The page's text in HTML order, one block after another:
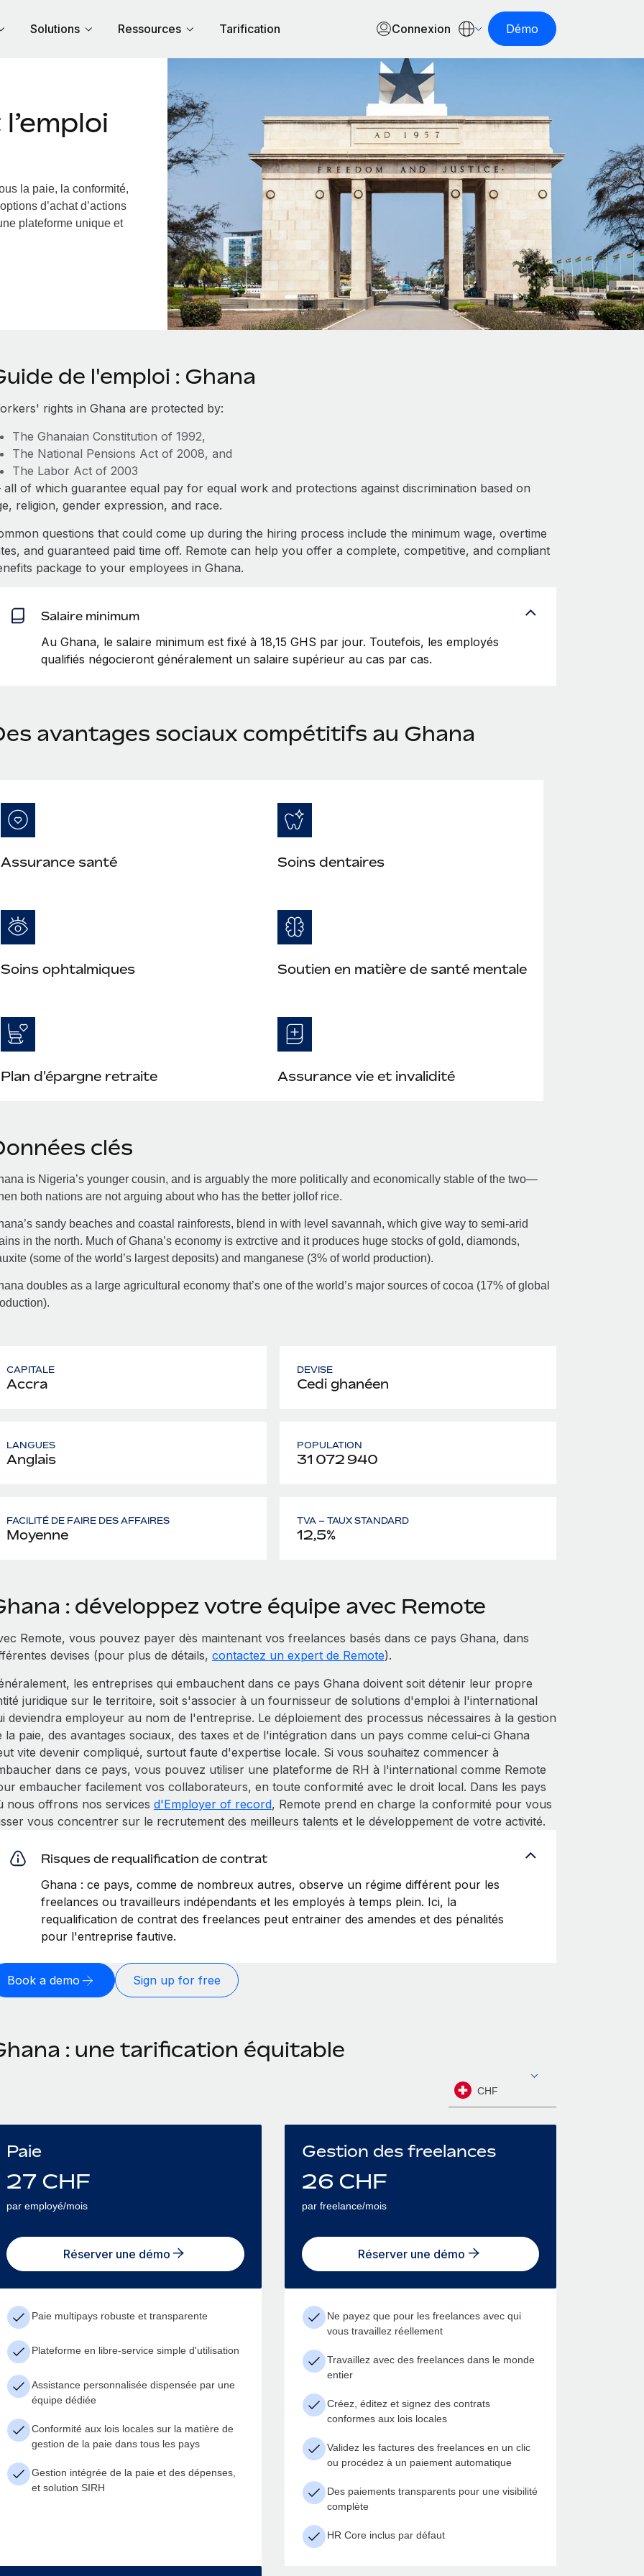
Solutions Ressources Tarification Connexion Démo
la paie, la conformité,
d’achat d’actions
plateforme unique et
de l'emploi : Ghana
rights in Ghana are protected by:
The Ghanaian Constitution of 1992,
The National Pensions Act of 2008, and
The Labor Act of 2003
of which guarantee equal pay for equal work and protections against discrimination based on
religion, gender expression, and race.
questions that could come up during the hiring process include the minimum wage, overtime
and guaranteed paid time off. Remote can help you offer a complete, competitive, and compliant
package to your employees in Ghana.
Salaire minimum
Au Ghana, le salaire minimum est fixé à 18,15 GHS par jour. Toutefois, les employés
qualifiés négocieront généralement un salaire supérieur au cas par cas.
avantages sociaux compétitifs au Ghana
Assurance santé Soins dentaires
Soins ophtalmiques Soutien en matière de santé mentale
Plan d'épargne retraite Assurance vie et invalidité
clés
is Nigeria’s younger cousin, and is arguably the more politically and economically stable of the two—
both nations are not arguing about who has the better jollof rice.
sandy beaches and coastal rainforests, blend in with level savannah, which give way to semi-arid
in the north. Much of Ghana’s economy is extrctive and it produces huge stocks of gold, diamonds,
(some of the world’s largest deposits) and manganese (3% of world production).
doubles as a large agricultural economy that’s one of the world’s major sources of cocoa (17% of global
CAPITALE
Accra
DEVISE
Cedi ghanéen
LANGUES
Anglais
POPULATION
31 072 940
FACILITÉ DE FAIRE DES AFFAIRES
Moyenne
TVA – TAUX STANDARD
12,5%
: développez votre équipe avec Remote
Remote, vous pouvez payer dès maintenant vos freelances basés dans ce pays Ghana, dans
devises (pour plus de détails, contactez un expert de Remote).
les entreprises qui embauchent dans ce pays Ghana doivent soit détenir leur propre
juridique sur le territoire, soit s'associer à un fournisseur de solutions d'emploi à l'international
deviendra employeur au nom de l'entreprise. Le déploiement des processus nécessaires à la gestion
la paie, des avantages sociaux, des taxes et de l'intégration dans un pays comme celui-ci Ghana
vite devenir compliqué, surtout faute d'expertise locale. Si vous souhaitez commencer à
dans ce pays, vous pouvez utiliser une plateforme de RH à l'international comme Remote
embaucher facilement vos collaborateurs, en toute conformité avec le droit local. Dans les pays
nous offrons nos services d'Employer of record, Remote prend en charge la conformité pour vous
vous concentrer sur le recrutement des meilleurs talents et le développement de votre activité.
Risques de requalification de contrat
Ghana : ce pays, comme de nombreux autres, observe un régime différent pour les
freelances ou travailleurs indépendants et les employés à temps plein. Ici, la
requalification de contrat des freelances peut entrainer des amendes et des pénalités
pour l'entreprise fautive.
Book a demo Sign up for free
: une tarification équitable
CHF
Paie
27 CHF
par employé/mois
Réserver une démo
Paie multipays robuste et transparente
Plateforme en libre-service simple d'utilisation
Assistance personnalisée dispensée par une
équipe dédiée
Conformité aux lois locales sur la matière de
gestion de la paie dans tous les pays
Gestion intégrée de la paie et des dépenses,
et solution SIRH
Gestion des freelances
26 CHF
par freelance/mois
Réserver une démo
Ne payez que pour les freelances avec qui
vous travaillez réellement
Travaillez avec des freelances dans le monde
entier
Créez, éditez et signez des contrats
conformes aux lois locales
Validez les factures des freelances en un clic
ou procédez à un paiement automatique
Des paiements transparents pour une visibilité
complète
HR Core inclus par défaut